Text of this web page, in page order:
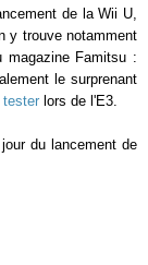
de la Wii U,
y trouve notamment
Famitsu :
le surprenant
tester lors de l'E3.
du lancement de